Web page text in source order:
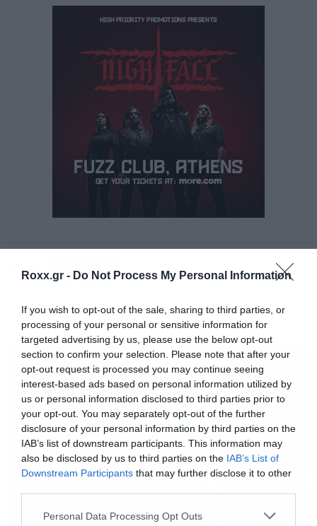
Roxx.gr - Do Not Process My Personal Information
If you wish to opt-out of the sale, sharing to third parties, or
processing of your personal or sensitive information for
targeted advertising by us, please use the below opt-out
section to confirm your selection. Please note that after your
opt-out request is processed you may continue seeing
interest-based ads based on personal information utilized by
us or personal information disclosed to third parties prior to
your opt-out. You may separately opt-out of the further
disclosure of your personal information by third parties on the
IAB’s list of downstream participants. This information may
also be disclosed by us to third parties on the IAB’s List of
Downstream Participants that may further disclose it to other
Please note that this website/app uses one or more Google
Personal Data Processing Opt Outs
Είναι φυσικά οι Baroness που έρχονται για
πρώτη φορά στην Ελλάδα το Σάββατο 19
Οκτωβρίου για μία και μοναδική συναυλία στο
Gagarin.
H μπάντα του John Baizleyπέρασε μέσα από
τρομερές δυσκολίες με σημαντικότερη φυσικά
το παραλίγο μοιραίο τροχαίο του 2012 και τις
αλλαγές στο line up που τον άφησαν ως
BARONESS